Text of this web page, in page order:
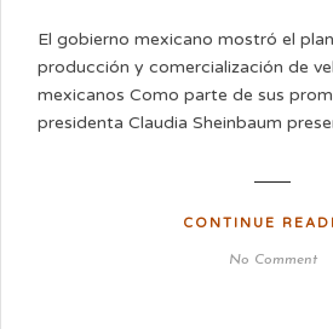
El gobierno mexicano mostró el
producción y comercialización de
mexicanos Como parte de sus
presidenta Claudia Sheinbaum
CONTINUE
No Comment